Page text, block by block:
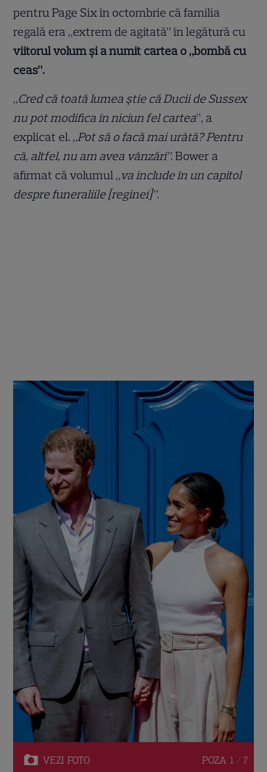
pentru Page Six în octombrie că familia
regală era „extrem de agitată” în legătură cu
viitorul volum și a numit cartea o „bombă cu
ceas”.
„Cred că toată lumea știe că Ducii de Sussex
nu pot modifica în niciun fel cartea”, a
explicat el. „Pot să o facă mai urâtă? Pentru
că, altfel, nu am avea vânzări”. Bower a
afirmat că volumul „va include în un capitol
despre funeraliile [reginei]”.
VEZI FOTO POZA 1 / 7